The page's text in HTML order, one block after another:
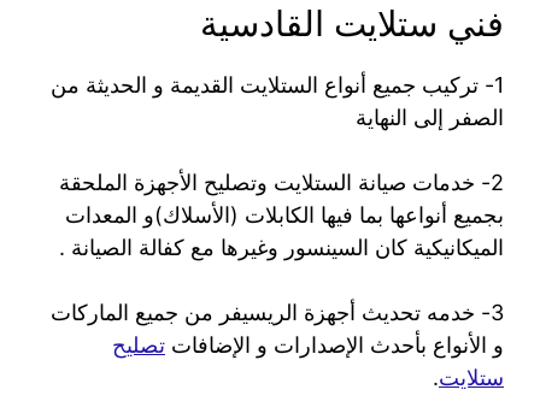
فني ستلايت القادسية
1- تركيب جميع أنواع الستلايت القديمة و الحديثة من
الصفر إلى النهاية
2- خدمات صيانة الستلايت وتصليح الأجهزة الملحقة
بجميع أنواعها بما فيها الكابلات (الأسلاك)و المعدات
الميكانيكية كان السينسور وغيرها مع كفالة الصيانة .
3- خدمه تحديث أجهزة الريسيفر من جميع الماركات
و الأنواع بأحدث الإصدارات و الإضافات تصليح
ستلايت.